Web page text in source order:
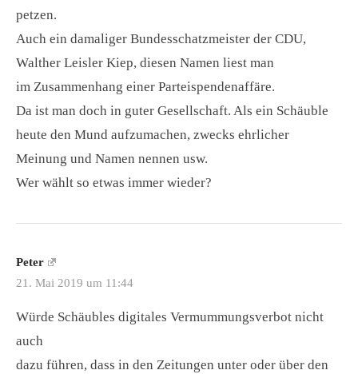
petzen.
Auch ein damaliger Bundesschatzmeister der CDU,
Walther Leisler Kiep, diesen Namen liest man
im Zusammenhang einer Parteispendenaffäre.
Da ist man doch in guter Gesellschaft. Als ein Schäuble
heute den Mund aufzumachen, zwecks ehrlicher
Meinung und Namen nennen usw.
Wer wählt so etwas immer wieder?
Peter
21. Mai 2019 um 11:44
Würde Schäubles digitales Vermummungsverbot nicht
auch
dazu führen, dass in den Zeitungen unter oder über den